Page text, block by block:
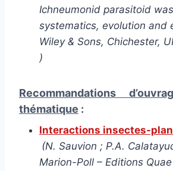
Ichneumonid parasitoid
systematics, evolution and
Wiley & Sons, Chichester,
)
Recommandations
thématique :
Interactions insectes-
(N. Sauvion ; P.A.
Marion-Poll – Editions